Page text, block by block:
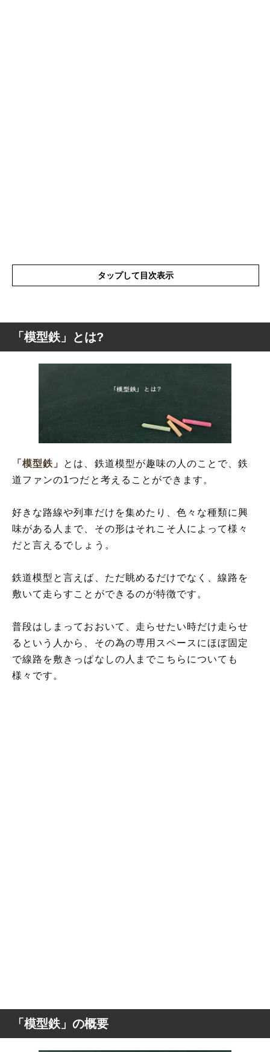
タップして目次表示
「模型鉄」とは?
「模型鉄」とは?
「模型鉄」 とは、鉄道模型が趣味の人のことで、鉄
道ファンの1つだと考えることができます。
好きな路線や列車だけを集めたり、色々な種類に興
味がある人まで、その形はそれこそ人によって様々
だと言えるでしょう。
鉄道模型と言えば、ただ眺めるだけでなく、線路を
敷いて走らすことができるのが特徴です。
普段はしまっておおいて、走らせたい時だけ走らせ
るという人から、その為の専用スペースにほぼ固定
で線路を敷きっぱなしの人までこちらについても
様々です。
「模型鉄」の概要